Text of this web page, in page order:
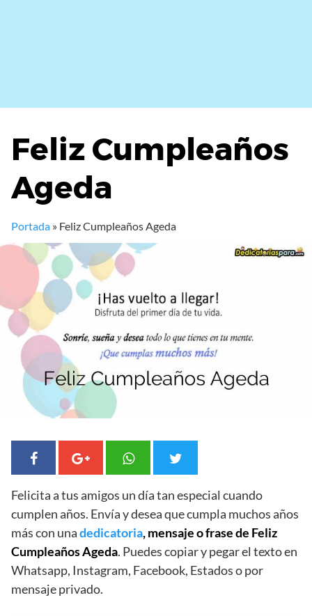
Feliz Cumpleaños
Ageda
Portada » Feliz Cumpleaños Ageda
Felicita a tus amigos un día tan especial cuando
cumplen años. Envía y desea que cumpla muchos años
más con unadedicatoria, mensaje o frase de Feliz
Cumpleaños Ageda. Puedes copiar y pegar el texto en
Whatsapp, Instagram, Facebook, Estados o por
mensaje privado.